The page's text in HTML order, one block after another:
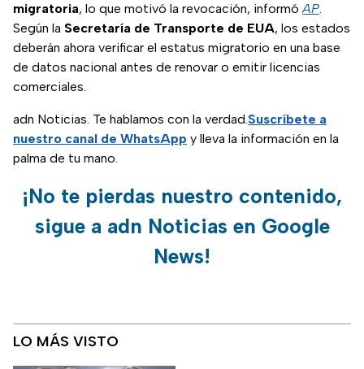
migratoria, lo que motivó la revocación, informóAP.
Según la Secretaría de Transporte de EUA, los estados
deberán ahora verificar el estatus migratorio en una base
de datos nacional antes de renovar o emitir licencias
comerciales.
adn Noticias. Te hablamos con la verdad.Suscríbete a
nuestro canal de WhatsApp y lleva la información en la
palma de tu mano.
¡No te pierdas nuestro contenido,
sigue a adn Noticias en Google
News!
LO MÁS VISTO